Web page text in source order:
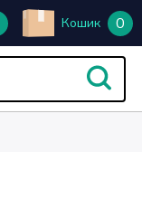
Кошик 0